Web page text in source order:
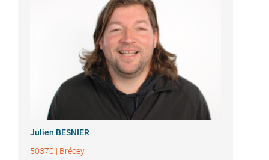
Julien BESNIER
50370 | Brécey